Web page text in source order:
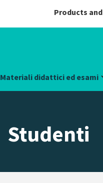
Products
Materiali didattici ed esami
Studenti